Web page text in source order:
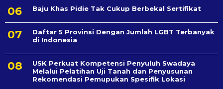
Baju Khas Pidie Tak Cukup Berbekal Sertifikat
Daftar 5 Provinsi Dengan Jumlah LGBT Terbanyak
di Indonesia
USK Perkuat Kompetensi Penyuluh Swadaya
Melalui Pelatihan Uji Tanah dan Penyusunan
Rekomendasi Pemupukan Spesifik Lokasi